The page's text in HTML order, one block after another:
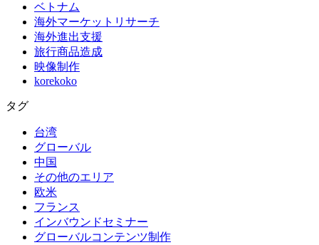
ベトナム
海外マーケットリサーチ
海外進出支援
旅行商品造成
映像制作
korekoko
タグ
台湾
グローバル
中国
その他のエリア
欧米
フランス
インバウンドセミナー
グローバルコンテンツ制作